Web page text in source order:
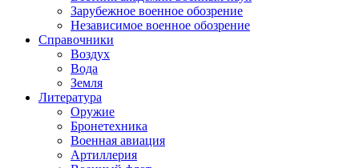
Зарубежное военное обозрение
Независимое военное обозрение
Справочники
Воздух
Вода
Земля
Литература
Оружие
Бронетехника
Военная авиация
Артиллерия